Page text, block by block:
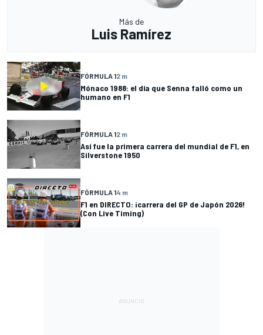
Más de
Luis Ramírez
FÓRMULA 12 m
Mónaco 1988: el día que Senna falló como un
humano en F1
FÓRMULA 12 m
Así fue la primera carrera del mundial de F1, en
Silverstone 1950
FÓRMULA 14 m
F1 en DIRECTO: ¡carrera del GP de Japón 2026!
(Con Live Timing)